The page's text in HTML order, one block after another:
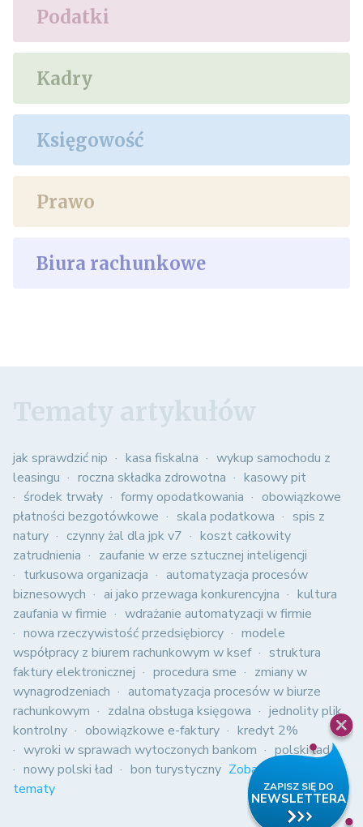
Podatki
Kadry
Księgowość
Prawo
Biura rachunkowe
jak sprawdzić nip kasa fiskalna
wykup samochodu z
leasingu
roczna składka zdrowotna
kasowy pit
środek trwały
formy opodatkowania
obowiązkowe
płatności bezgotówkowe
skala podatkowa
spis z
natury
czynny żal dla jpk v7
koszt całkowity
zatrudnienia
zaufanie w erze sztucznej inteligencji
turkusowa organizacja
automatyzacja procesów
biznesowych
ai jako przewaga konkurencyjna
kultura
zaufania w firmie
wdrażanie automatyzacji w firmie
nowa rzeczywistość przedsiębiorcy
modele
współpracy z biurem rachunkowym w ksef
struktura
faktury elektronicznej
procedura sme
zmiany w
wynagrodzeniach
automatyzacja procesów w biurze
rachunkowym
zdalna obsługa księgowa
jednolity plik
kontrolny
obowiązkowe e-faktury
kredyt 2%
wyroki w sprawach wytoczonych bankom
polski ład
nowy polski ład
bon turystyczny Zobacz wszystkie
tematy